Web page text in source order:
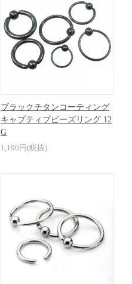
ブラックチタンコーティング
キャプティブビーズリング 12
G
1,190円(税抜)